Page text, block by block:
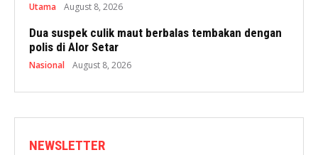
Utama August 8, 2026
Dua suspek culik maut berbalas tembakan dengan
polis di Alor Setar
Nasional August 8, 2026
NEWSLETTER